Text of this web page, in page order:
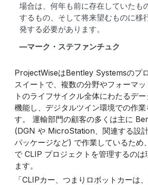
場合は、何年も前に存在していたも
するもの、そして将来望むものに移
発する必要があります。
—マーク・ステファンチュク
ProjectWiseはBentley Systemsのプ
スイートで、複数の分野やフォーマ
トのライフサイクル全体にわたるデ
機能し、デジタルツイン環境での作業
す。 運輸部門の顧客の多くは主に
(DGN や MicroStation、関連する設
パッケージなど) で作業しているため
で CLIP プロジェクトを管理するのは
ます。
「CLIPカー、つまりロボットカーは